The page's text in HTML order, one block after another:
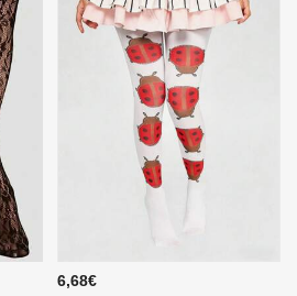
6,68€